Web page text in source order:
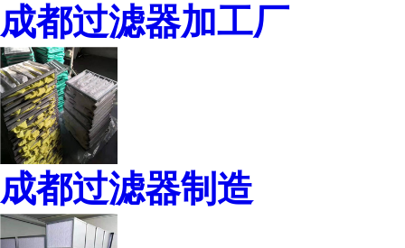
成都过滤器加工厂
成都过滤器制造